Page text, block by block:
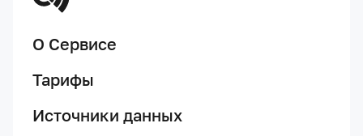
О Сервисе
Тарифы
Источники данных